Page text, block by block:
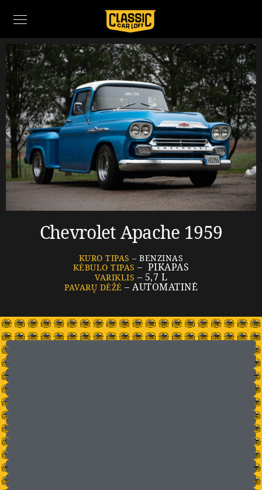
Chevrolet Apache 1959
KURO TIPAS– BENZINAS
KĖBULO TIPAS – PIKAPAS
VARIKLIS – 5,7 L
PAVARŲ DĖŽĖ – AUTOMATINĖ